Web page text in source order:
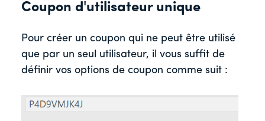
Coupon d'utilisateur unique
Pour créer un coupon qui ne peut être utilisé
que par un seul utilisateur, il vous suffit de
définir vos options de coupon comme suit :